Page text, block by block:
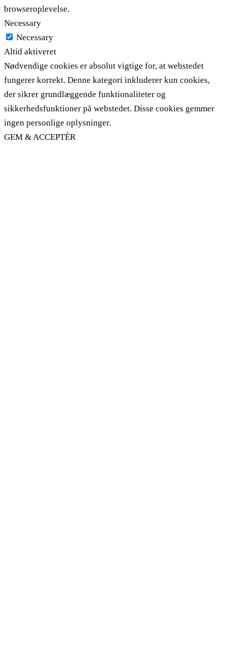
browseroplevelse.
Necessary
Necessary
Altid aktiveret
Nødvendige cookies er absolut vigtige for, at webstedet
fungerer korrekt. Denne kategori inkluderer kun cookies,
der sikrer grundlæggende funktionaliteter og
sikkerhedsfunktioner på webstedet. Disse cookies gemmer
ingen personlige oplysninger.
GEM & ACCEPTÈR